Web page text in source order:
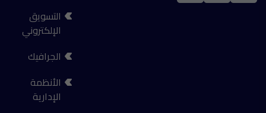
التسويق
الإلكتروني
الجرافيك
الأنظمة
الإدارية